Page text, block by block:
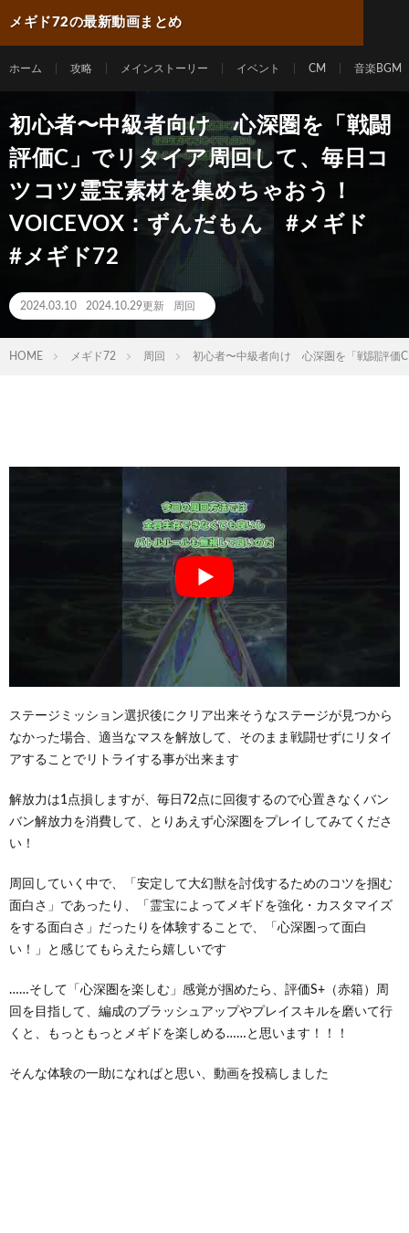
メギド72の最新動画まとめ
ホーム 攻略 メインストーリー イベント CM 音楽BGM
初心者〜中級者向け 心深圏を「戦闘
評価C」でリタイア周回して、毎日コ
ツコツ霊宝素材を集めちゃおう！
VOICEVOX：ずんだもん #メギド
#メギド72
2024.03.10 2024.10.29更新 周回
HOME メギド72 周回 初心者〜中級者向け 心深圏を「戦闘評価
ステージミッション選択後にクリア出来そうなステージが見つから
なかった場合、適当なマスを解放して、そのまま戦闘せずにリタイ
アすることでリトライする事が出来ます
解放力は1点損しますが、毎日72点に回復するので心置きなくバン
バン解放力を消費して、とりあえず心深圏をプレイしてみてくださ
い！
周回していく中で、「安定して大幻獣を討伐するためのコツを掴む
面白さ」であったり、「霊宝によってメギドを強化・カスタマイズ
をする面白さ」だったりを体験することで、「心深圏って面白
い！」と感じてもらえたら嬉しいです
……そして「心深圏を楽しむ」感覚が掴めたら、評価S+（赤箱）周
回を目指して、編成のブラッシュアップやプレイスキルを磨いて行
くと、もっともっとメギドを楽しめる……と思います！！！
そんな体験の一助になればと思い、動画を投稿しました